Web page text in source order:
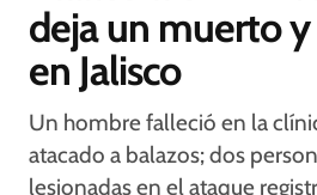
deja un muerto
en Jalisco
Un hombre falleció en la
atacado a balazos; dos
lesionadas en el ataque